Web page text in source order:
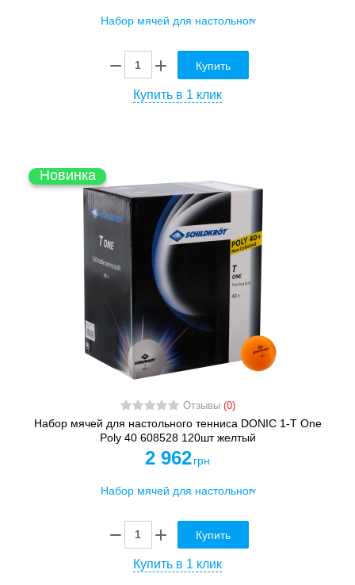
Купить
Купить в 1 клик
Новинка
Отзывы (0)
Набор мячей для настольного тенниса DONIC 1-T One
Poly 40 608528 120шт желтый
2 962 грн
Купить
Купить в 1 клик